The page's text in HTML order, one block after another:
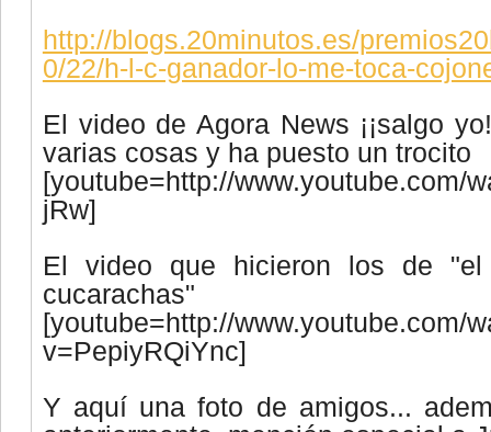
http://blogs.20minutos.es/
0/22/h-l-c-ganador-lo-me-toca-
El video de Agora News ¡¡salgo
varias cosas y ha puesto un trocito
[youtube=http://www.youtube.com/
jRw]
El video que hicieron los de
cucarachas"
[youtube=http://www.youtube.com/
v=PepiyRQiYnc]
Y aquí una foto de amigos...